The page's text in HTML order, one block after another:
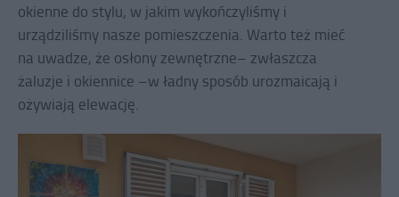
okienne do stylu, w jakim wykończyliśmy i
urządziliśmy nasze pomieszczenia. Warto też mieć
na uwadze, że osłony zewnętrzne– zwłaszcza
żaluzje i okiennice –w ładny sposób urozmaicają i
ożywiają elewację.